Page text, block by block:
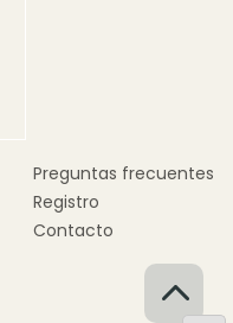
Preguntas frecuentes
Registro
Contacto